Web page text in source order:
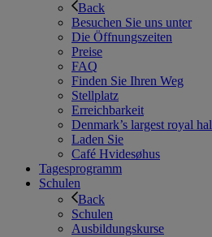
Back
Besuchen Sie uns unter
Die Öffnungszeiten
Preise
FAQ
Finden Sie Ihren Weg
Stellplatz
Erreichbarkeit
Denmark’s largest royal
Laden Sie
Café Hvidesøhus
Tagesprogramm
Schulen
Back
Schulen
Ausbildungskurse